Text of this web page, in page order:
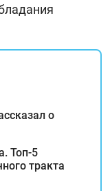
о
Топ-5
тракта